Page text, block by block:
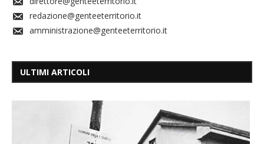
redazione@genteeterritorio.it
amministrazione@genteeterritorio.it
ULTIMI ARTICOLI